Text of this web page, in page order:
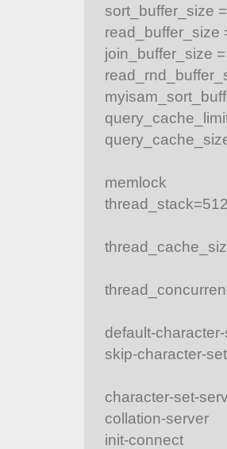
sort_buffer_size
read_buffer_size
join_buffer_size
memlock
default-
skip-character-
character-set-
collation-server
init-connect =